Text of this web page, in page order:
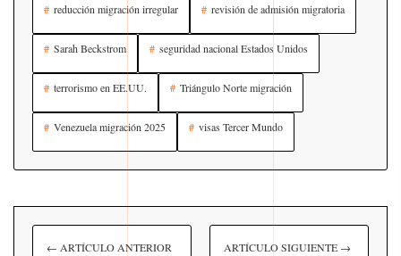
reducción migración irregular revisión de admisión migratoria
Sarah Beckstrom seguridad nacional Estados Unidos
terrorismo en EE.UU. Triángulo Norte migración
Venezuela migración 2025 visas Tercer Mundo
← ARTÍCULO ANTERIOR ARTÍCULO SIGUIENTE →